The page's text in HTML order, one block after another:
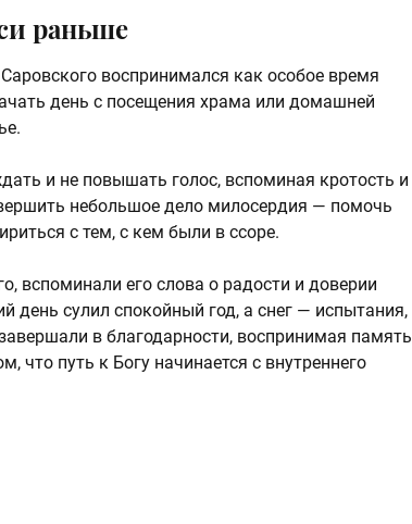
раньше
воспринимался как особое время
день с посещения храма или домашней
и не повышать голос, вспоминая кротость и
небольшое дело милосердия — помочь
с тем, с кем были в ссоре.
вспоминали его слова о радости и доверии
сулил спокойный год, а снег — испытания,
в благодарности, воспринимая память
что путь к Богу начинается с внутреннего